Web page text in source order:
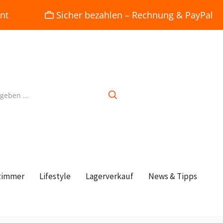
Sicher bezahlen – Rechnung & PayPal
Lifestyle Lagerverkauf News & Tipps